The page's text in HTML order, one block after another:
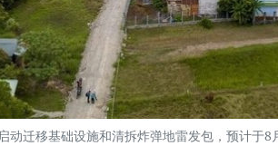
动迁移基础设施和清拆炸弹地雷发包，预计于8